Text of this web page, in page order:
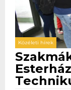
Közéleti hírek